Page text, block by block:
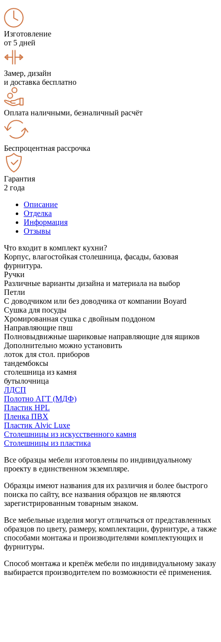
Изготовление
от 5 дней
Замер, дизайн
и доставка бесплатно
Оплата наличными, безналичный расчёт
Беспроцентная рассрочка
Гарантия
2 года
Описание
Отделка
Информация
Отзывы
Что входит в комплект кухни?
Корпус, влагостойкая столешница, фасады, базовая
фурнитура.
Ручки
Различные варианты дизайна и материала на выбор
Петли
С доводчиком или без доводчика от компании Boyard
Сушка для посуды
Хромированная сушка с двойным поддоном
Направляющие пвш
Полновыдвижные шариковые направляющие для ящиков
Дополнительно можно установить
лоток для стол. приборов
тандембоксы
столешница из камня
бутылочница
ЛДСП
Полотно АГТ (МДФ)
Пластик HPL
Пленка ПВХ
Пластик Alvic Luxe
Столешницы из искусственного камня
Столешницы из пластика
Все образцы мебели изготовлены по индивидуальному
проекту в единственном экземпляре.
Образцы имеют названия для их различия и более быстрого
поиска по сайту, все названия образцов не являются
зарегистрированным товарным знаком.
Все мебельные изделия могут отличаться от представленных
образцов по цвету, размеру, комплектации, фурнитуре, а также
способами монтажа и производителями комплектующих и
фурнитуры.
Способ монтажа и крепёж мебели по индивидуальному заказу
выбирается производителем по возможности её применения.